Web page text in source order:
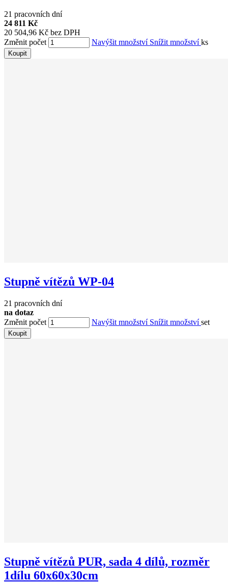
21 pracovních dní
24 811 Kč
20 504,96 Kč bez DPH
Změnit počet
Navýšit množství Snížit množstvíks
Koupit
Stupně vítězů WP-04
21 pracovních dní
na dotaz
Změnit počet
Navýšit množství Snížit množstvíset
Koupit
Stupně vítězů PUR, sada 4 dílů, rozměr
1dílu 60x60x30cm